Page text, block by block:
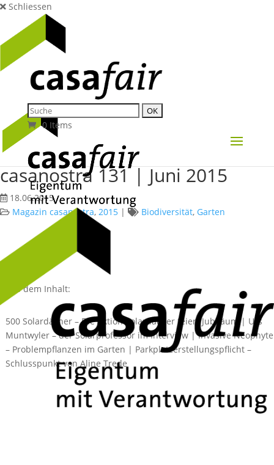
Schliessen
0 Items
casanostra 131 | Juni 2015
18.06.2015
Magazin casanostra, 2015 | Biodiversität, Garten
Aus dem Inhalt:
500 Solardächer – Die Aktion Solardächer feiert Jubiläum | Urs
Muntwyler – der Solarprofessor im Interview | Invasive
– Problempflanzen im Garten | Parkplatzerstellungspflicht –
Schlusspunkt von Aline Trede
Online lesen